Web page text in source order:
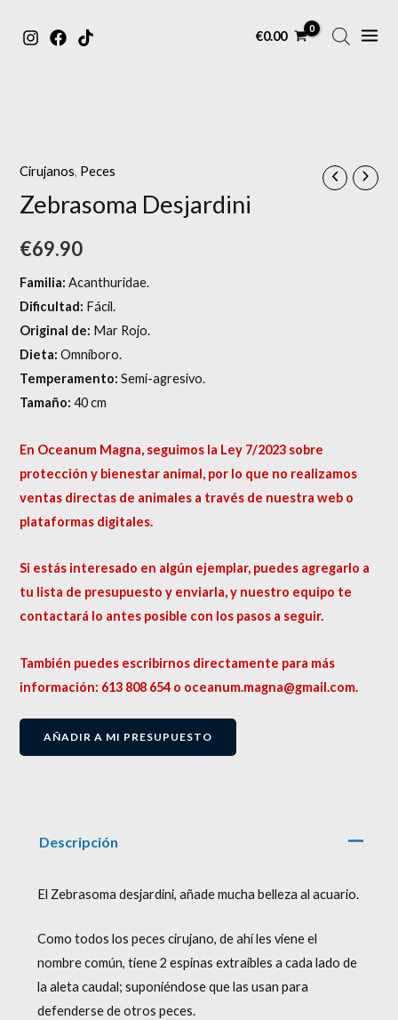
€0.00
MENU
Cirujanos, Peces
Zebrasoma Desjardini
€69.90
Familia: Acanthuridae.
Dificultad: Fácil.
Original de: Mar Rojo.
Dieta:Omníboro.
Temperamento: Semi-agresivo.
Tamaño: 40 cm
En Oceanum Magna, seguimos la Ley 7/2023 sobre
protección y bienestar animal, por lo que no realizamos
ventas directas de animales a través de nuestra web o
plataformas digitales.
Si estás interesado en algún ejemplar, puedes agregarlo a
tu lista de presupuesto y enviarla, y nuestro equipo te
contactará lo antes posible con los pasos a seguir.
También puedes escribirnos directamente para más
información: 613 808 654 o oceanum.magna@gmail.com.
AÑADIR A MI PRESUPUESTO
Descripción
El Zebrasoma desjardini, añade mucha belleza al acuario.
Como todos los peces cirujano, de ahí les viene el
nombre común, tiene 2 espinas extraíbles a cada lado de
la aleta caudal; suponiéndose que las usan para
defenderse de otros peces.